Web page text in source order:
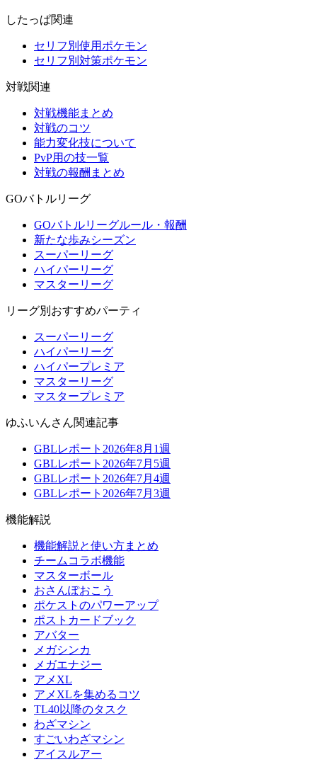
したっぱ関連
セリフ別使用ポケモン
セリフ別対策ポケモン
対戦関連
対戦機能まとめ
対戦のコツ
能力変化技について
PvP用の技一覧
対戦の報酬まとめ
GOバトルリーグ
GOバトルリーグルール・報酬
新たな歩みシーズン
スーパーリーグ
ハイパーリーグ
マスターリーグ
リーグ別おすすめパーティ
スーパーリーグ
ハイパーリーグ
ハイパープレミア
マスターリーグ
マスタープレミア
ゆふいんさん関連記事
GBLレポート2026年8月1週
GBLレポート2026年7月5週
GBLレポート2026年7月4週
GBLレポート2026年7月3週
機能解説
機能解説と使い方まとめ
チームコラボ機能
マスターボール
おさんぽおこう
ポケストのパワーアップ
ポストカードブック
アバター
メガシンカ
メガエナジー
アメXL
アメXLを集めるコツ
TL40以降のタスク
わざマシン
すごいわざマシン
アイスルアー